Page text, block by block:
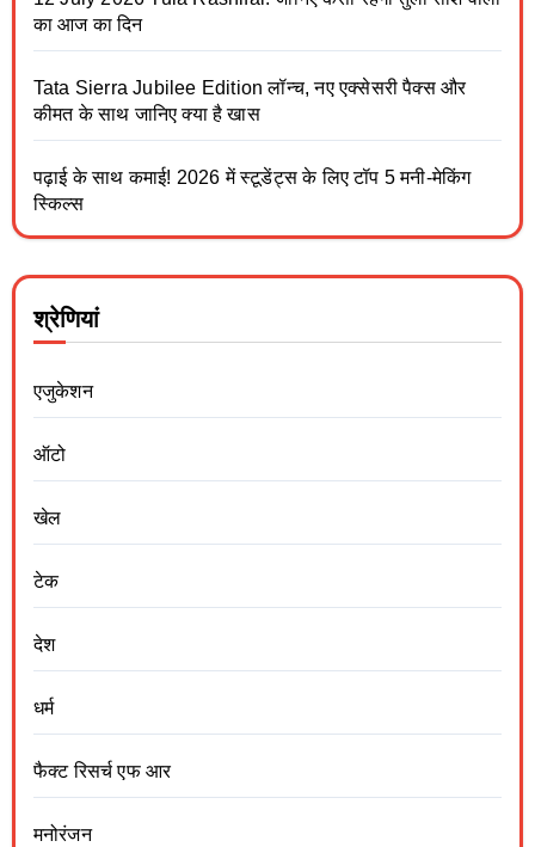
का आज का दिन
Tata Sierra Jubilee Edition लॉन्च, नए एक्सेसरी पैक्स और
कीमत के साथ जानिए क्या है खास
पढ़ाई के साथ कमाई! 2026 में स्टूडेंट्स के लिए टॉप 5 मनी-मेकिंग
स्किल्स
श्रेणियां
एजुकेशन
ऑटो
खेल
टेक
देश
धर्म
फैक्ट रिसर्च एफ आर
मनोरंजन